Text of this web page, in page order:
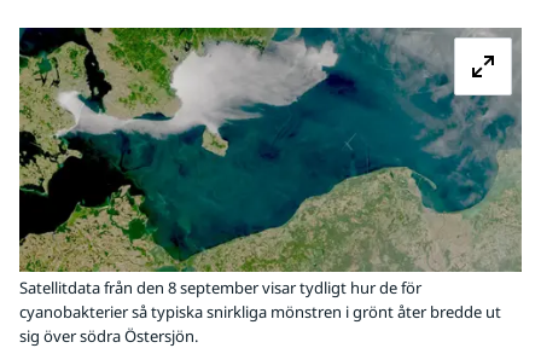
Satellitdata från den 8 september visar tydligt hur de för
cyanobakterier så typiska snirkliga mönstren i grönt åter bredde ut
sig över södra Östersjön.